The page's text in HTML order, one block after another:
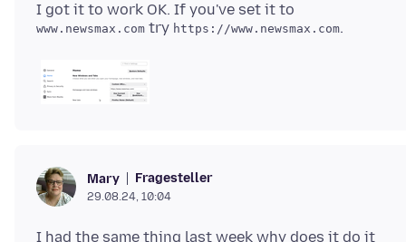
I got it to work OK. If you've set it to
www.newsmax.com try https://www.newsmax.com
Mary Fragesteller
29.08.24, 10:04
I had the same thing last week why does it do it